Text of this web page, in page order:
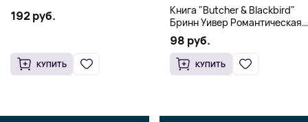
192 руб.
КУПИТЬ
Книга "Butcher & Blackbird"
Бринн Уивер Романтическая
комедия о серийных убийцах
(18+)
98 руб.
КУПИТЬ